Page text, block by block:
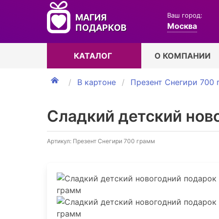
МАГИЯ
ПОДАРКОВ
Ваш город:
Москва
КАТАЛОГ О КОМПАНИИ
В картоне Презент Снегири 700
Сладкий детский
Артикул: Презент Снегири 700 грамм